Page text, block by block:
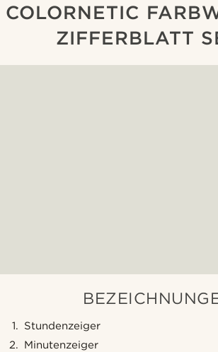
COLORNETIC
ZIFFERBLATT
Stundenzeiger
Minutenzeiger